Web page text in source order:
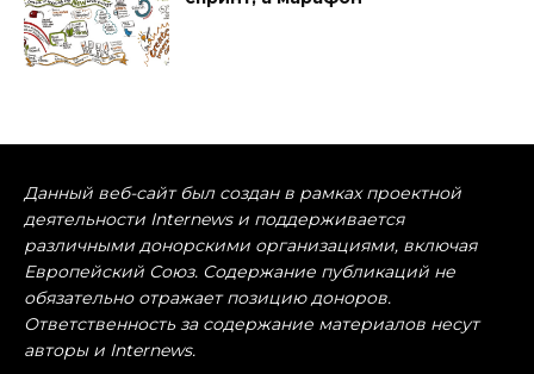
Данный веб-сайт был создан в рамках проектной
деятельности Internews и поддерживается
различными донорскими организациями, включая
Европейский Союз. Содержание публикаций не
обязательно отражает позицию доноров.
Ответственность за содержание материалов несут
авторы и Internews.